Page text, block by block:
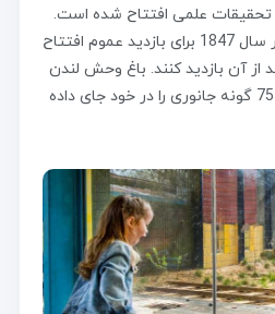
به منظور تحقیقات علمی افتتاح شده است.
این باغ وحش پس از آن در سال 1847 برای بازدید عموم افتتاح
از آن بازدید کنند. باغ وحش لندن
بیش از 20000 حیوان در 755 گونه جانوری را در خود جای داده